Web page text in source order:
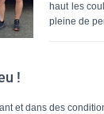
haut les
pleine de
!
et dans des